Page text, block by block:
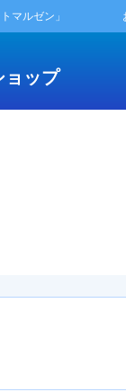
マルゼン」
ョップ